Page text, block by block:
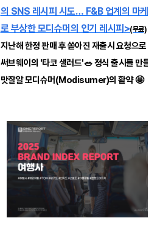
의 SNS 레시피 시도… F&B 업계의 마케팅
로 부상한 모디슈머의 인기 레시피 >(무료)
지난해 한정 판매 후 쏟아진 재출시 요청으로 돌
써브웨이의 '타코 샐러드'🥗 정식 출시를 만들어
맛잘알 모디슈머(Modisumer)의 활약 🤩